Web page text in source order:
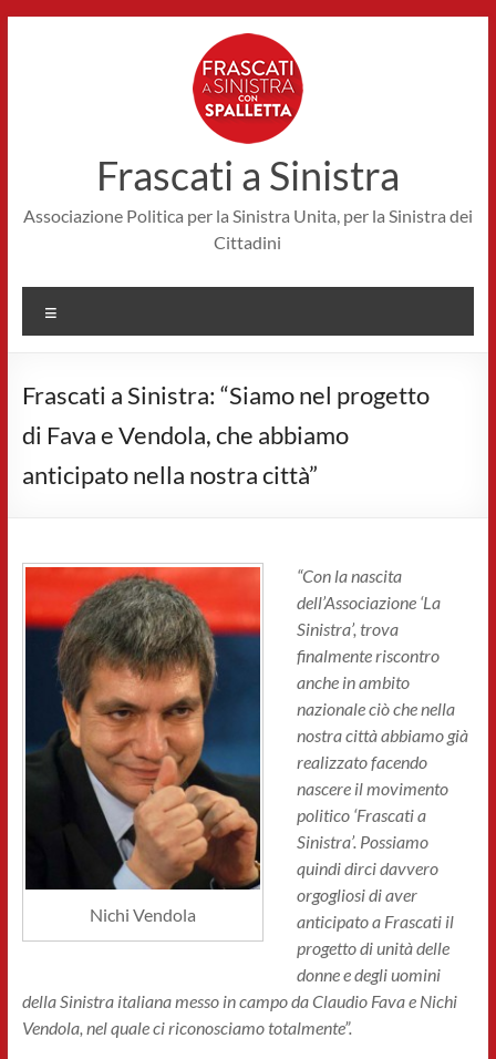
Frascati a Sinistra
Associazione Politica per la Sinistra Unita, per la Sinistra dei
Cittadini
Frascati a Sinistra: “Siamo nel progetto
di Fava e Vendola, che abbiamo
anticipato nella nostra città”
Nichi Vendola
“Con la nascita
dell’Associazione ‘La
Sinistra’, trova
finalmente riscontro
anche in ambito
nazionale ciò che nella
nostra città abbiamo già
realizzato facendo
nascere il movimento
politico ‘Frascati a
Sinistra’. Possiamo
quindi dirci davvero
orgogliosi di aver
anticipato a Frascati il
progetto di unità delle
donne e degli uomini
della Sinistra italiana messo in campo da Claudio Fava e Nichi
Vendola, nel quale ci riconosciamo totalmente”.